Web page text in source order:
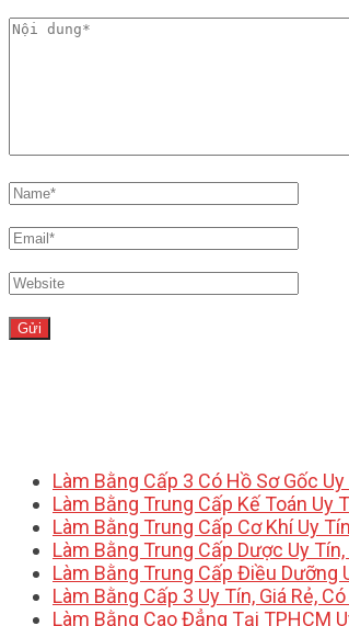
Làm Bằng Cấp 3 Có Hồ Sơ Gốc
Làm Bằng Trung Cấp Kế Toán Uy
Làm Bằng Trung Cấp Cơ Khí Uy
Làm Bằng Trung Cấp Dược Uy
Làm Bằng Trung Cấp Điều Dưỡng
Làm Bằng Cấp 3 Uy Tín, Giá Rẻ,
Làm Bằng Cao Đẳng Tại TPHCM